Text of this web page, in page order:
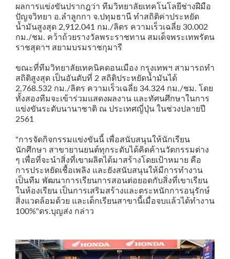
ผลการแข่งขันปรากฎว่า ทีมวิทยาลัยเทคโนโลยีช่างฝีมือ
ปัญจวิทยา อ.ลำลูกกา จ.ปทุมธานี ทำสถิติค่าประหยัด
น้ำมันสูงสุด 2,912.041 กม./ลิตร ความเร็วเฉลี่ย 30.002
กม./ชม. คว้าถ้วยรางวัลพระราชทาน สมเด็จพระเทพรัตน
ราชสุดาฯ สยามบรมราชกุมารี
ขณะที่ทีมวิทยาลัยเทคนิคดอนเมือง กรุงเทพฯ สามารถทำ
สถิติสูงสุด เป็นอันดับที่ 2 สถิติประหยัดน้ำมันได้
2,768.532 กม./ลิตร ความเร็วเฉลี่ย 34.324 กม./ชม. โดย
ทั้งสองทีมจะเข้าร่วมแสดงผลงาน และทัศนศึกษาในการ
แข่งขันระดับนานาชาติ ณ ประเทศญี่ปุ่น ในช่วงปลายปี
2561
"การจัดกิจกรรมแข่งขันนี้ เพื่อสนับสนุนให้นักเรียน
นักศึกษา สาขายานยนต์ทุกระดับได้คิดค้านวัตกรรมต่าง
ๆ เพื่อที่จะนำสิ่งที่เขาผลิตได้มาสร้างโดยเป้าหมาย คือ
การประหยัดเชื้อเพลิง และยังสนับสนุนให้มีการทำงาน
เป็นทีม พัฒนาการเรียนการสอนต่อยอดกับสิ่งที่เขาเรียน
ในห้องเรียน เป็นการเสริมสร้างและตระหนักการอนุรักษ์
สิ่งแวดล้อมด้วย และเด็กเรียนสาขานี้เมื่อจบแล้วได้ทำงาน
100%"ดร.บุญส่ง กล่าว